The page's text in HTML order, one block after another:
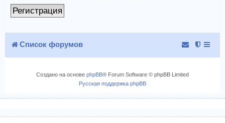
Регистрация
Список форумов
Создано на основе phpBB® Forum Software © phpBB Limited
Русская поддержка phpBB